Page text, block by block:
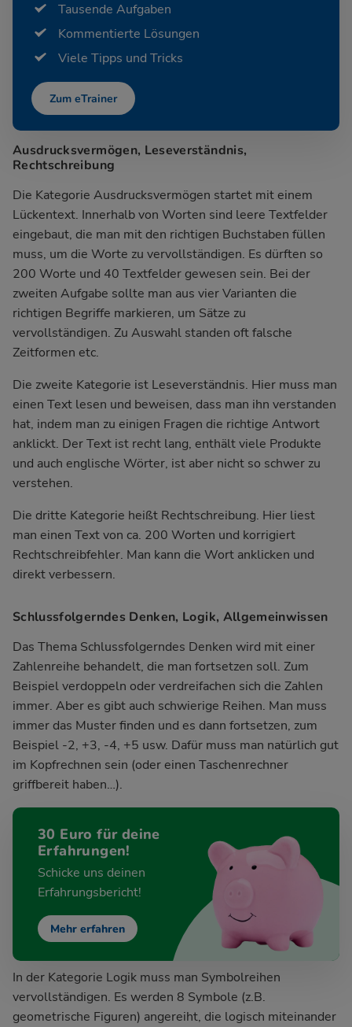
Tausende Aufgaben
Kommentierte Lösungen
Viele Tipps und Tricks
Zum eTrainer
Ausdrucksvermögen, Leseverständnis,
Rechtschreibung
Die Kategorie Ausdrucksvermögen startet mit einem
Lückentext. Innerhalb von Worten sind leere Textfelder
eingebaut, die man mit den richtigen Buchstaben füllen
muss, um die Worte zu vervollständigen. Es dürften so
200 Worte und 40 Textfelder gewesen sein. Bei der
zweiten Aufgabe sollte man aus vier Varianten die
richtigen Begriffe markieren, um Sätze zu
vervollständigen. Zu Auswahl standen oft falsche
Zeitformen etc.
Die zweite Kategorie ist Leseverständnis. Hier muss man
einen Text lesen und beweisen, dass man ihn verstanden
hat, indem man zu einigen Fragen die richtige Antwort
anklickt. Der Text ist recht lang, enthält viele Produkte
und auch englische Wörter, ist aber nicht so schwer zu
verstehen.
Die dritte Kategorie heißt Rechtschreibung. Hier liest
man einen Text von ca. 200 Worten und korrigiert
Rechtschreibfehler. Man kann die Wort anklicken und
direkt verbessern.
Schlussfolgerndes Denken, Logik, Allgemeinwissen
Das Thema Schlussfolgerndes Denken wird mit einer
Zahlenreihe behandelt, die man fortsetzen soll. Zum
Beispiel verdoppeln oder verdreifachen sich die Zahlen
immer. Aber es gibt auch schwierige Reihen. Man muss
immer das Muster finden und es dann fortsetzen, zum
Beispiel -2, +3, -4, +5 usw. Dafür muss man natürlich gut
im Kopfrechnen sein (oder einen Taschenrechner
griffbereit haben…).
30 Euro für deine
Erfahrungen!
Schicke uns deinen
Erfahrungsbericht!
Mehr erfahren
In der Kategorie Logik muss man Symbolreihen
vervollständigen. Es werden 8 Symbole (z.B.
geometrische Figuren) angereiht, die logisch miteinander